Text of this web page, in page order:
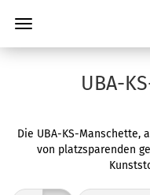
UBA-
Die UBA-KS-Manschette,
von platzsparenden